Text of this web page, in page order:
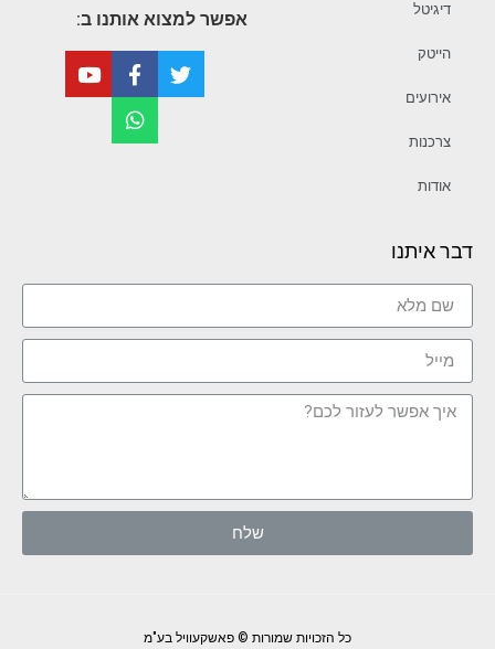
דיגיטל
הייטק
אירועים
צרכנות
אודות
אפשר למצוא אותנו ב:
דבר איתנו
שלח
כל הזכויות שמורות © פאשקעוויל בע"מ